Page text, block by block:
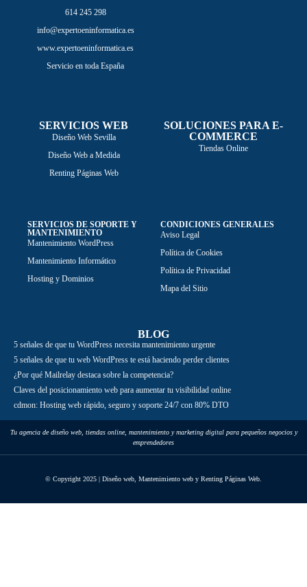
614 245 298
info@expertoeninformatica.es
www.expertoeninformatica.es
Servicio en toda España
SERVICIOS WEB
Diseño Web Sevilla
Diseño Web a Medida
Renting Páginas Web
SOLUCIONES PARA E-
COMMERCE
Tiendas Online
SERVICIOS DE SOPORTE Y
MANTENIMIENTO
Mantenimiento WordPress
Mantenimiento Informático
Hosting y Dominios
CONDICIONES GENERALES
Aviso Legal
Política de Cookies
Política de Privacidad
Mapa del Sitio
BLOG
5 señales de que tu WordPress necesita mantenimiento urgente
5 señales de que tu web WordPress te está haciendo perder clientes
¿Por qué Mailrelay destaca sobre la competencia?
Claves del posicionamiento web para aumentar tu visibilidad online
cdmon: Hosting web rápido, seguro y soporte 24/7 con 80% DTO
Tu agencia de diseño web, tiendas online, mantenimiento y marketing digital para pequeños negocios y
emprendedores
© Copyright 2025 | Diseño web, Mantenimiento web y Renting Páginas Web.